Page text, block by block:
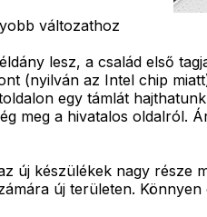
változathoz
lesz, a család első
(nyilván az Intel chip
egy támlát
meg a hivatalos oldalról.
új készülékek nagy része
új területen.